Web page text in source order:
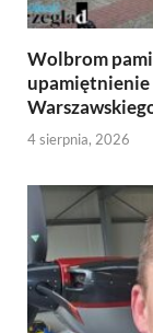
Wolbrom
4 sierpnia, 2026